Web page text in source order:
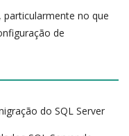
particularmente no que
de
do SQL Server